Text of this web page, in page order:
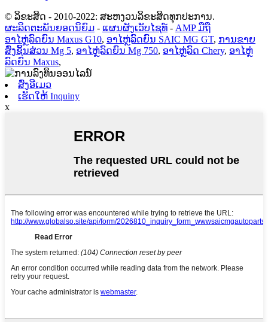
© ລິຂະສິດ - 2010-2022: ສະຫງວນລິຂະສິດທຸກປະການ.
ຜະລິດຕະພັນຍອດນິຍົມ - ແຜນຜັງເວັບໄຊທ໌ - AMP ມືຖື
ອາໄຫຼ່ລົດຍົນ Maxus G10, ອາໄຫຼ່ລົດຍົນ SAIC MG GT, ການຂາຍ
ສົ່ງຊິ້ນສ່ວນ Mg 5, ອາໄຫຼ່ລົດຍົນ Mg 750, ອາໄຫຼ່ລົດ Chery, ອາໄຫຼ່
ລົດຍົນ Maxus,
ສົ່ງອີເມວ
ເຮັດໃຫ້ Inquiny
x